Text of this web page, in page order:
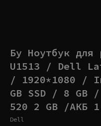
Бу Ноутбук для
U1513 / Dell
/ 1920*1080 /
GB SSD / 8 GB
520 2 GB /АКБ
Dell